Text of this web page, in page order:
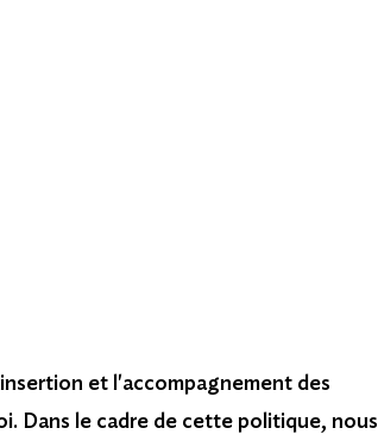
et l'accompagnement des
Dans le cadre de cette politique, nous